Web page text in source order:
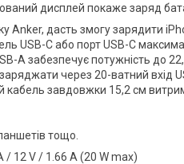
дисплей покаже заряд
Anker, дасть змогу зарядити
USB-C або порт USB-C
A забезпечує потужність до
через 20-ватний вхід
завдовжки 15,2 см
тощо.
/ 12 V / 1.66 A (20 W max)